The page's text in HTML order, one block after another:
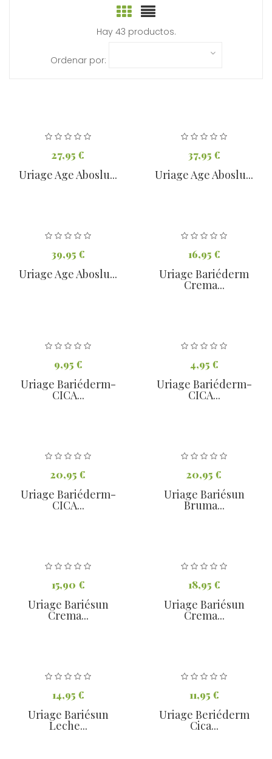
Hay 43 productos.
Ordenar por:
27,95 €
Uriage Age Aboslu...
37,95 €
Uriage Age Aboslu...
39,95 €
Uriage Age Aboslu...
16,95 €
Uriage Bariéderm
Crema...
9,95 €
Uriage Bariéderm-
CICA...
4,95 €
Uriage Bariéderm-
CICA...
20,95 €
Uriage Bariéderm-
CICA...
20,95 €
Uriage Bariésun
Bruma...
15,90 €
Uriage Bariésun
Crema...
18,95 €
Uriage Bariésun
Crema...
14,95 €
Uriage Bariésun
Leche...
11,95 €
Uriage Beriéderm
Cica...